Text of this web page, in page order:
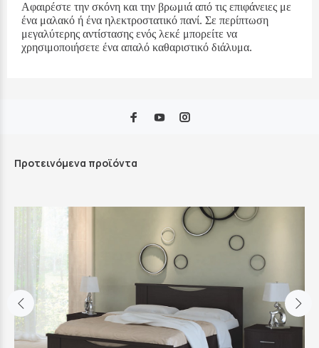
Αφαιρέστε την σκόνη και την βρωμιά από τις επιφάνειες με
ένα μαλακό ή ένα ηλεκτροστατικό πανί. Σε περίπτωση
μεγαλύτερης αντίστασης ενός λεκέ μπορείτε να
χρησιμοποιήσετε ένα απαλό καθαριστικό διάλυμα.
Προτεινόμενα προϊόντα